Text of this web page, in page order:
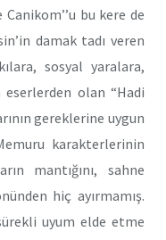
bu kere de
damak tadı veren
sosyal yaralara,
olan “Hadi
gereklerine uygun
karakterlerinin
mantığını, sahne
hiç ayırmamış.
uyum elde etme